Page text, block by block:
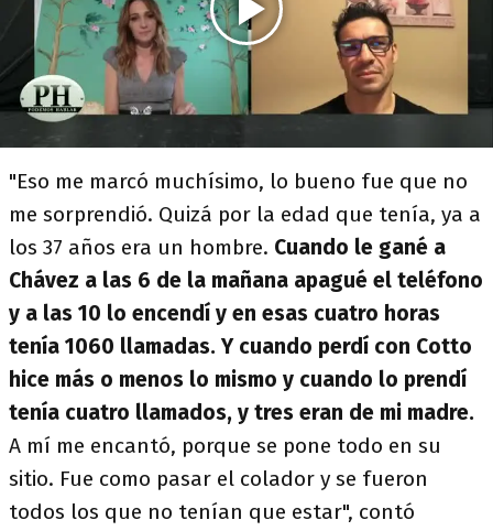
"Eso me marcó muchísimo, lo bueno fue que no
me sorprendió. Quizá por la edad que tenía, ya a
los 37 años era un hombre. Cuando le gané a
Chávez a las 6 de la mañana apagué el teléfono
y a las 10 lo encendí y en esas cuatro horas
tenía 1060 llamadas. Y cuando perdí con Cotto
hice más o menos lo mismo y cuando lo prendí
tenía cuatro llamados, y tres eran de mi madre.
A mí me encantó, porque se pone todo en su
sitio. Fue como pasar el colador y se fueron
todos los que no tenían que estar", contó